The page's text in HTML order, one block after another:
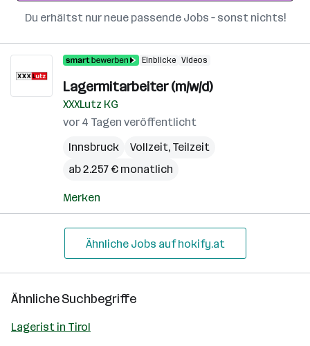
Du erhältst nur neue passende Jobs – sonst nichts!
Einblicke Videos
Lagermitarbeiter (m/w/d)
XXXLutz KG
vor 4 Tagen veröffentlicht
Innsbruck
Vollzeit, Teilzeit
ab 2.257 € monatlich
Merken
Ähnliche Jobs auf hokify.at
Ähnliche Suchbegriffe
Lagerist in Tirol